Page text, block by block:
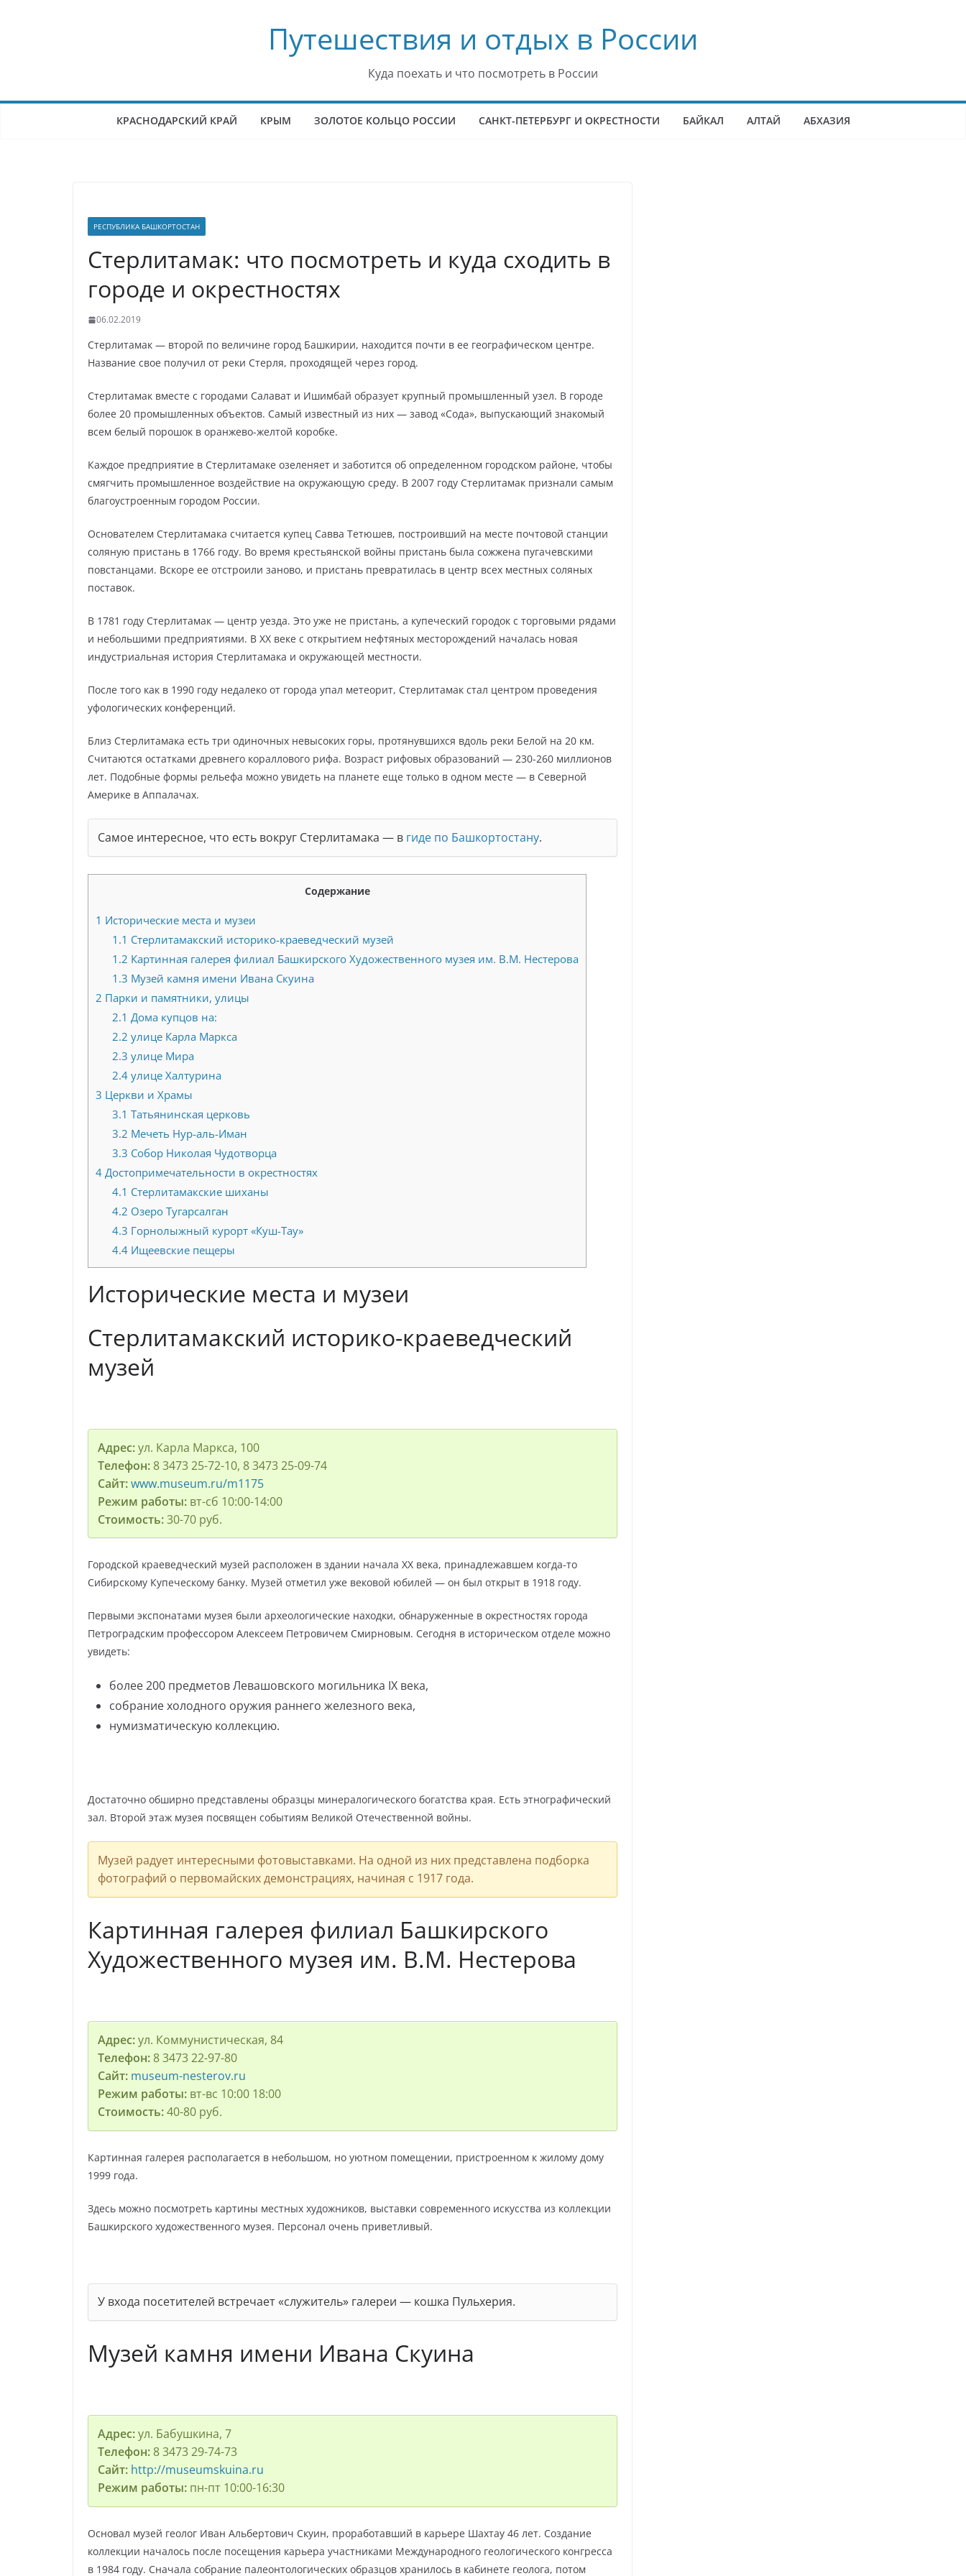
Путешествия и отдых в России
Куда поехать и что посмотреть в России
КРАСНОДАРСКИЙ КРАЙ КРЫМ ЗОЛОТОЕ КОЛЬЦО РОССИИ САНКТ-ПЕТЕРБУРГ И ОКРЕСТНОСТИ БАЙКАЛ АЛТАЙ АБХАЗИЯ
РЕСПУБЛИКА БАШКОРТОСТАН
Стерлитамак: что посмотреть и куда сходить в
городе и окрестностях
06.02.2019
Стерлитамак — второй по величине город Башкирии, находится почти в ее географическом центре.
Название свое получил от реки Стерля, проходящей через город.
Стерлитамак вместе с городами Салават и Ишимбай образует крупный промышленный узел. В городе
более 20 промышленных объектов. Самый известный из них — завод «Сода», выпускающий знакомый
всем белый порошок в оранжево-желтой коробке.
Каждое предприятие в Стерлитамаке озеленяет и заботится об определенном городском районе, чтобы
смягчить промышленное воздействие на окружающую среду. В 2007 году Стерлитамак признали самым
благоустроенным городом России.
Основателем Стерлитамака считается купец Савва Тетюшев, построивший на месте почтовой станции
соляную пристань в 1766 году. Во время крестьянской войны пристань была сожжена пугачевскими
повстанцами. Вскоре ее отстроили заново, и пристань превратилась в центр всех местных соляных
поставок.
В 1781 году Стерлитамак — центр уезда. Это уже не пристань, а купеческий городок с торговыми рядами
и небольшими предприятиями. В XX веке с открытием нефтяных месторождений началась новая
индустриальная история Стерлитамака и окружающей местности.
После того как в 1990 году недалеко от города упал метеорит, Стерлитамак стал центром проведения
уфологических конференций.
Близ Стерлитамака есть три одиночных невысоких горы, протянувшихся вдоль реки Белой на 20 км.
Считаются остатками древнего кораллового рифа. Возраст рифовых образований — 230-260 миллионов
лет. Подобные формы рельефа можно увидеть на планете еще только в одном месте — в Северной
Америке в Аппалачах.
Самое интересное, что есть вокруг Стерлитамака — в гиде по Башкортостану.
Содержание
1 Исторические места и музеи
1.1 Стерлитамакский историко-краеведческий музей
1.2 Картинная галерея филиал Башкирского Художественного музея им. В.М. Нестерова
1.3 Музей камня имени Ивана Скуина
2 Парки и памятники, улицы
2.1 Дома купцов на:
2.2 улице Карла Маркса
2.3 улице Мира
2.4улице Халтурина
3 Церкви и Храмы
3.1 Татьянинская церковь
3.2 Мечеть Нур-аль-Иман
3.3 Собор Николая Чудотворца
4 Достопримечательности в окрестностях
4.1 Стерлитамакские шиханы
4.2 Озеро Тугарсалган
4.3 Горнолыжный курорт «Куш-Тау»
4.4Ищеевские пещеры
Исторические места и музеи
Стерлитамакский историко-краеведческий
музей
Адрес:ул. Карла Маркса, 100
Телефон:8 3473 25-72-10, 8 3473 25-09-74
Сайт:www.museum.ru/m1175
Режим работы:вт-сб 10:00-14:00
Стоимость:30-70 руб.
Городской краеведческий музей расположен в здании начала XX века, принадлежавшем когда-то
Сибирскому Купеческому банку. Музей отметил уже вековой юбилей — он был открыт в 1918 году.
Первыми экспонатами музея были археологические находки, обнаруженные в окрестностях города
Петроградским профессором Алексеем Петровичем Смирновым. Сегодня в историческом отделе можно
увидеть:
более 200 предметов Левашовского могильника IX века,
собрание холодного оружия раннего железного века,
нумизматическую коллекцию.
Достаточно обширно представлены образцы минералогического богатства края. Есть этнографический
зал. Второй этаж музея посвящен событиям Великой Отечественной войны.
Музей радует интересными фотовыставками. На одной из них представлена подборка
фотографий о первомайских демонстрациях, начиная с 1917 года.
Картинная галерея филиал Башкирского
Художественного музея им. В.М. Нестерова
Адрес:ул. Коммунистическая, 84
Телефон:8 3473 22-97-80
Сайт: museum-nesterov.ru
Режим работы:вт-вс 10:00 18:00
Стоимость:40-80 руб.
Картинная галерея располагается в небольшом, но уютном помещении, пристроенном к жилому дому
1999 года.
Здесь можно посмотреть картины местных художников, выставки современного искусства из коллекции
Башкирского художественного музея. Персонал очень приветливый.
У входа посетителей встречает «служитель» галереи — кошка Пульхерия.
Музей камня имени Ивана Скуина
Адрес:ул. Бабушкина, 7
Телефон:8 3473 29-74-73
Сайт: http://museumskuina.ru
Режим работы:пн-пт 10:00-16:30
Основал музей геолог Иван Альбертович Скуин, проработавший в карьере Шахтау 46 лет. Создание
коллекции началось после посещения карьера участниками Международного геологического конгресса
в 1984 году. Сначала собрание палеонтологических образцов хранилось в кабинете геолога, потом